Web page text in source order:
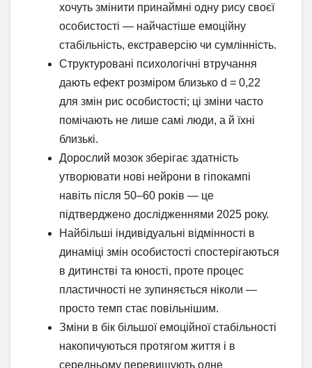
хочуть змінити принаймні одну рису своєї
особистості — найчастіше емоційну
стабільність, екстраверсію чи сумлінність.
Структуровані психологічні втручання
дають ефект розміром близько d = 0,22
для змін рис особистості; ці зміни часто
помічають не лише самі люди, а й їхні
близькі.
Дорослий мозок зберігає здатність
утворювати нові нейрони в гіпокампі
навіть після 50–60 років — це
підтверджено дослідженнями 2025 року.
Найбільші індивідуальні відмінності в
динаміці змін особистості спостерігаються
в дитинстві та юності, проте процес
пластичності не зупиняється ніколи —
просто темп стає повільнішим.
Зміни в бік більшої емоційної стабільності
накопичуються протягом життя і в
середньому перевищують одне